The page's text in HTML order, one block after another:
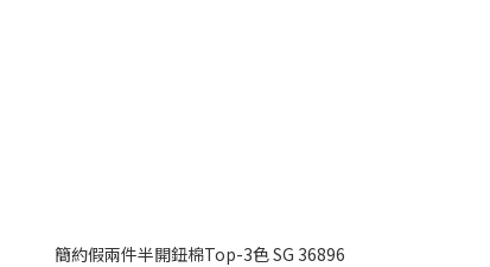
簡約假兩件半開鈕棉Top-3色 SG 36896